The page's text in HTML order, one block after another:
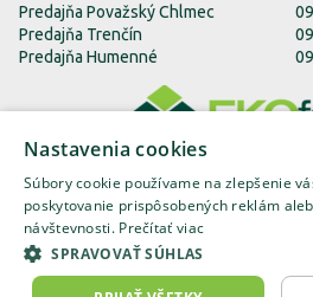
Predajňa Považský Chlmec
Predajňa Trenčín
Predajňa Humenné
EKOfence.sk
Nastavenia cookies
Súbory cookie používame na zlepšenie
poskytovanie prispôsobených reklám
návštevnosti. Prečítať viac
SPRAVOVAŤ SÚHLAS